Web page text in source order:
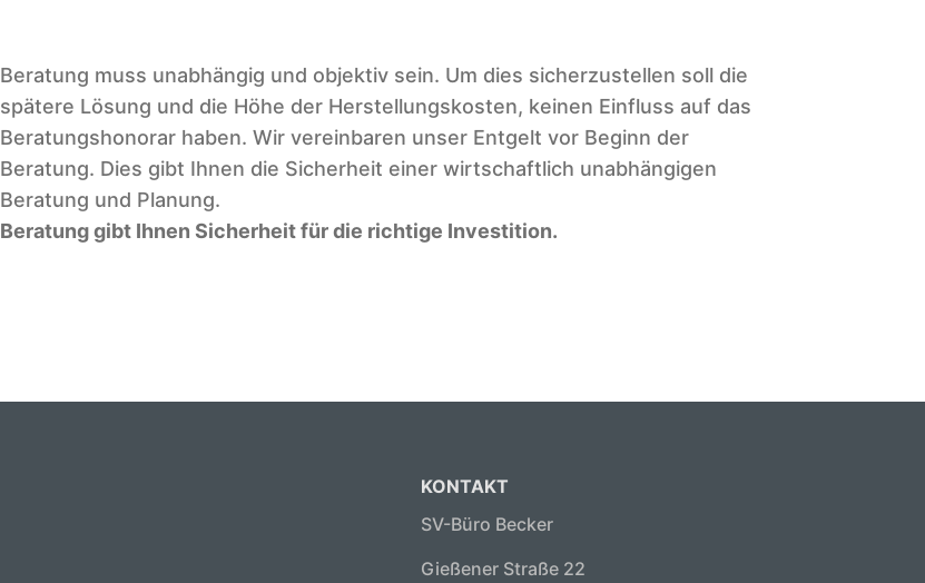
Beratung muss unabhängig und objektiv sein. Um dies sicherzustellen soll die
spätere Lösung und die Höhe der Herstellungskosten, keinen Einfluss auf das
Beratungshonorar haben. Wir vereinbaren unser Entgelt vor Beginn der
Beratung. Dies gibt Ihnen die Sicherheit einer wirtschaftlich unabhängigen
Beratung und Planung.
Beratung gibt Ihnen Sicherheit für die richtige Investition.
KONTAKT
SV-Büro Becker
Gießener Straße 22